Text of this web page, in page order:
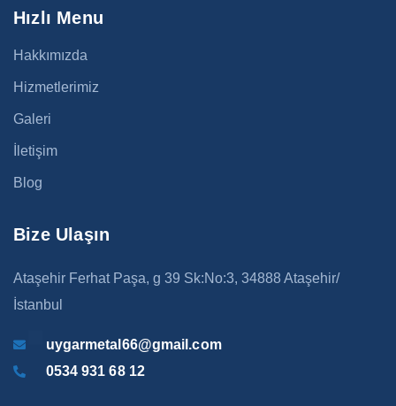
Hızlı Menu
Hakkımızda
Hizmetlerimiz
Galeri
İletişim
Blog
Bize Ulaşın
Ataşehir Ferhat Paşa, g 39 Sk:No:3, 34888 Ataşehir/
İstanbul
uygarmetal66@gmail.com
0534 931 68 12